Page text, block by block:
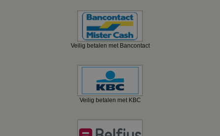
Veilig betalen met Bancontact
Veilig betalen met KBC